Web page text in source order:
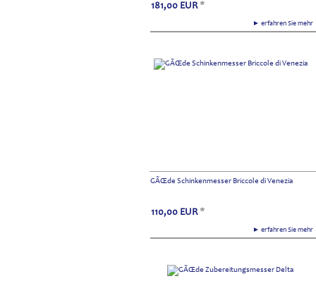
► erfahren Sie
181,00 EUR *
GÃŒde Schinkenmesser Briccole di Venezia
► erfahren Sie
110,00 EUR *